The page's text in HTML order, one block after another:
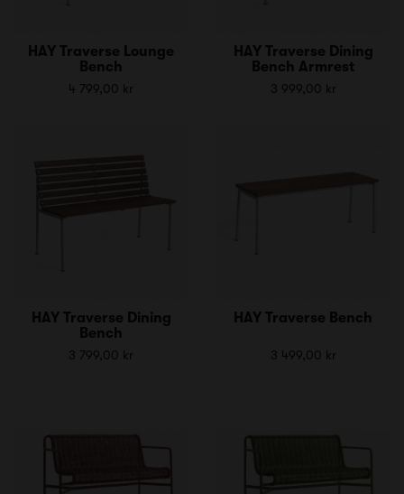
HAY Traverse Lounge
Bench
4 799,00 kr
HAY Traverse Dining
Bench Armrest
3 999,00 kr
HAY Traverse Dining
Bench
3 799,00 kr
HAY Traverse Bench
3 499,00 kr